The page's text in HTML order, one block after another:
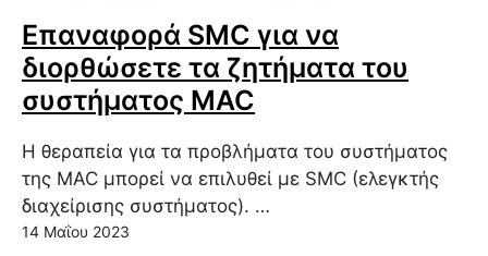
Επαναφορά SMC για να
διορθώσετε τα ζητήματα του
συστήματος MAC
Η θεραπεία για τα προβλήματα του συστήματος
της MAC μπορεί να επιλυθεί με SMC (ελεγκτής
διαχείρισης συστήματος). …
14 Μαΐου 2023